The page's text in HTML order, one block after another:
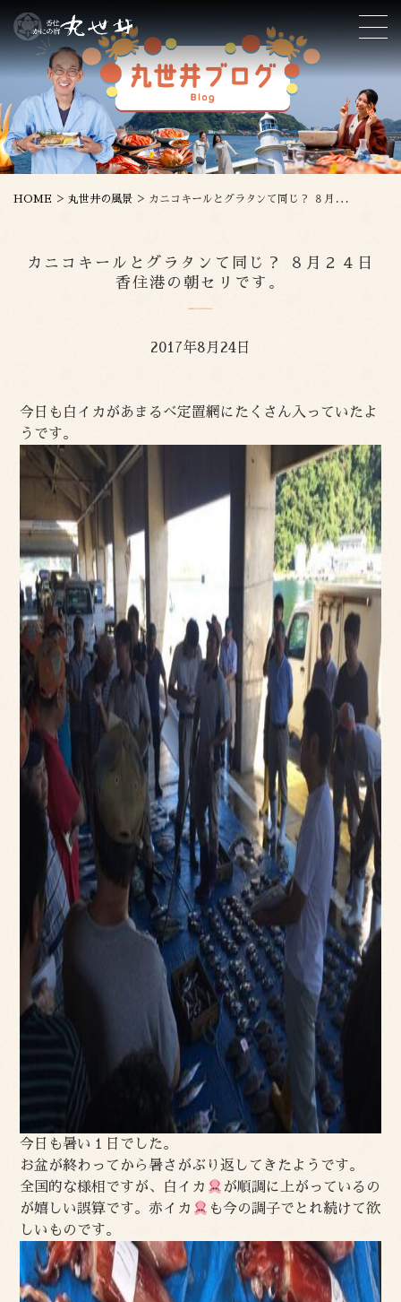
HOME > 丸世井の風景 > カニコキールとグラタンて同じ？ ８月２４日香住港の朝セリです。
カニコキールとグラタンて同じ？ ８月２４日
香住港の朝セリです。
2017年8月24日
今日も白イカがあまるべ定置網にたくさん入っていたよ
うです。
今日も暑い１日でした。
お盆が終わってから暑さがぶり返してきたようです。
全国的な様相ですが、白イカ
が順調に上がっているの
が嬉しい誤算です。赤イカ
も今の調子でとれ続けて欲
しいものです。